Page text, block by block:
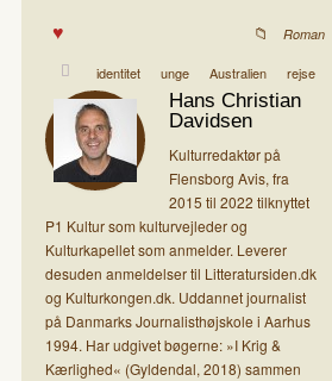
Roman
identitet unge Australien rejse
Hans Christian
Davidsen
Kulturredaktør på
Flensborg Avis, fra
2015 til 2022 tilknyttet
P1 Kultur som kulturvejleder og
Kulturkapellet som anmelder. Leverer
desuden anmeldelser til Litteratursiden.dk
og Kulturkongen.dk. Uddannet journalist
på Danmarks Journalisthøjskole i Aarhus
1994. Har udgivet bøgerne: »I Krig &
Kærlighed« (Gyldendal, 2018) sammen